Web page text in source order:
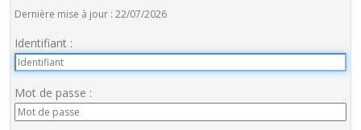
Dernière mise à jour : 22/07/2026
Identifiant :
Mot de passe :